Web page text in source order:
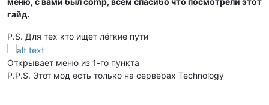
гайд.
P.S. Для тех кто ищет лёгкие пути
Открывает меню из 1-го пункта
P.P.S. Этот мод есть только на серверах Technology